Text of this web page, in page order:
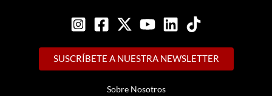
SUSCRÍBETE A NUESTRA NEWSLETTER
Sobre Nosotros